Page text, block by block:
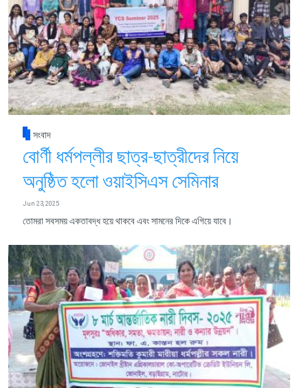
সংবাদ
বোর্ণী ধর্মপল্লীর ছাত্র-ছাত্রীদের নিয়ে
অনুষ্ঠিত হলো ওয়াইসিএস সেমিনার
Jun 23, 2025
তোমরা সবসময় একতাবদ্ধ হয়ে থাকবে এবং সামনের দিকে এগিয়ে যাবে।